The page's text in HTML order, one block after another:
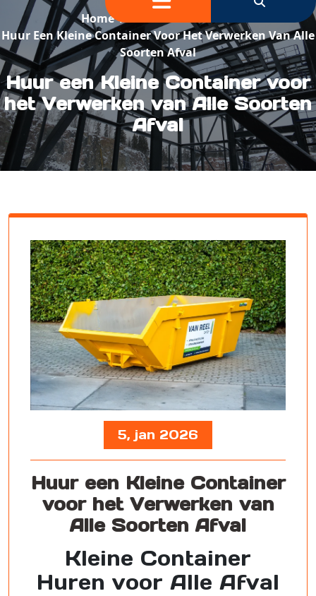
Home/
Huur Een Kleine Container Voor Het Verwerken Van Alle
Soorten Afval
Huur een Kleine Container voor
het Verwerken van Alle Soorten
Afval
5, jan 2026
Huur een Kleine Container
voor het Verwerken van
Alle Soorten Afval
Kleine Container
Huren voor Alle Afval